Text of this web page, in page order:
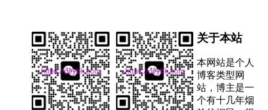
关于本站
本网站是个人
博客类型网
站，博主是一
个有十几年烟